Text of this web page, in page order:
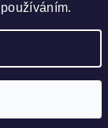
cookies